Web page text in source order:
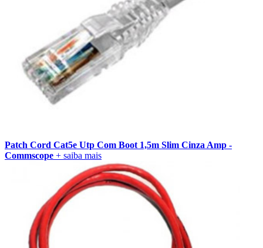
Patch Cord Cat5e Utp Com Boot 1,5m Slim Cinza Amp -
Commscope + saiba mais